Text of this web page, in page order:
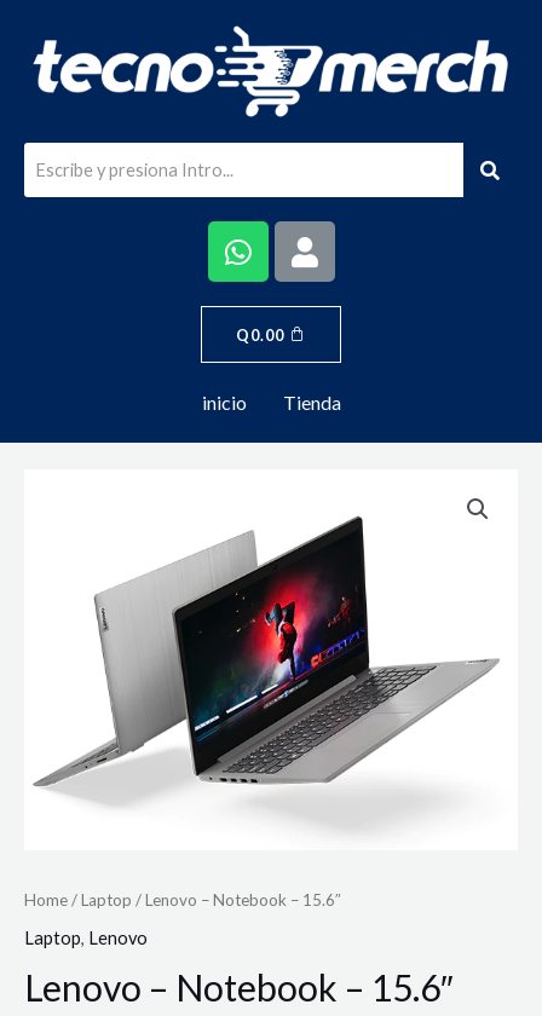
Q0.00
inicio Tienda
Home/Laptop / Lenovo – Notebook – 15.6″
Laptop, Lenovo
Lenovo – Notebook – 15.6″